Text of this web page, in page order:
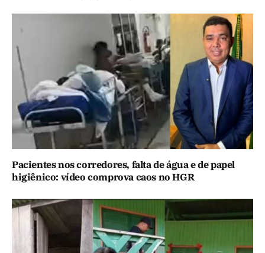
Pacientes nos corredores, falta de água e de papel
higiênico: vídeo comprova caos no HGR